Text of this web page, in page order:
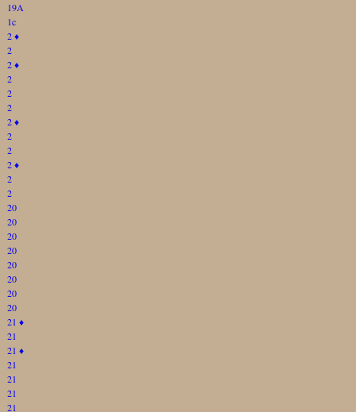
19A
1c
2♦
2
2♦
2
2
2
2♦
2
2
2♦
2
2
20
20
20
20
20
20
20
20
21 ♦
21
21 ♦
21
21
21
21